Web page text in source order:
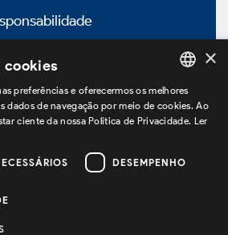
estamos no LinkedIn
PORTUGUESE
×
cookies
preferências e oferecermos os melhores
dados de navegação por meio de cookies. Ao
ciente da nossa Política de Privacidade. Ler
DESEMPENHO